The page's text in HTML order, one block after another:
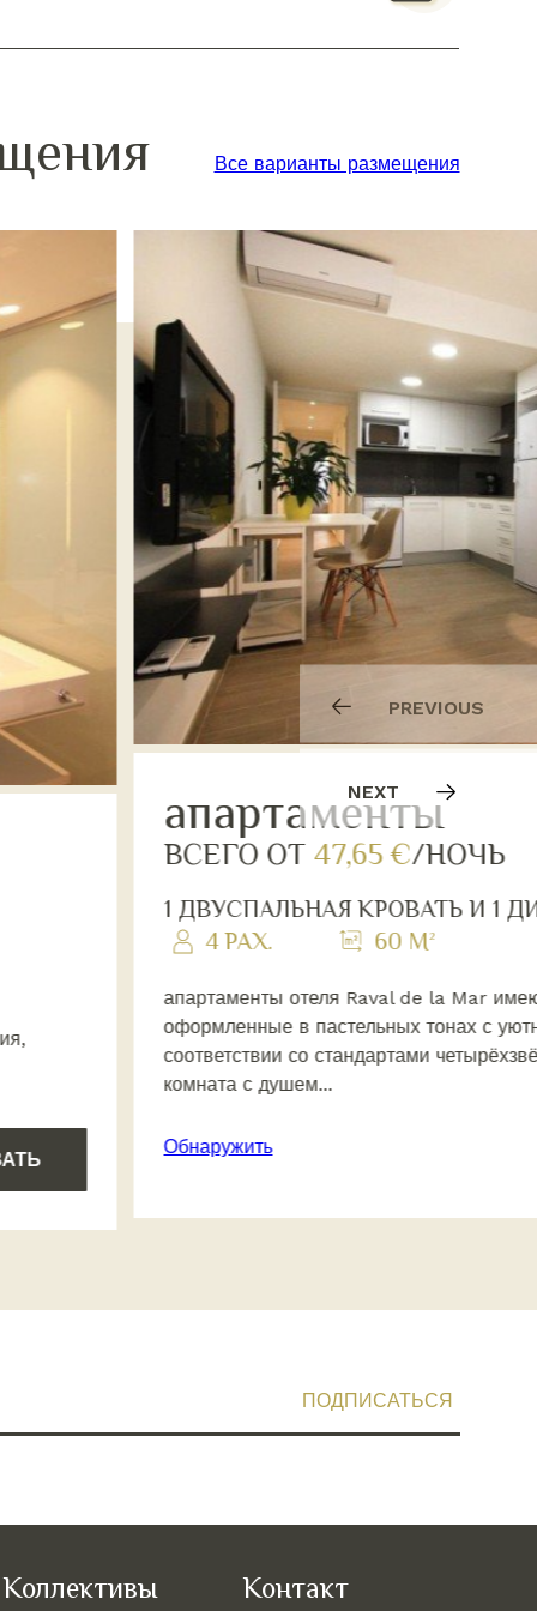
Все варианты размещения
PREVIOUS
NEXT
апартаменты
ВСЕГО ОТ 47,65 €/НОЧЬ
1 ДВУСПАЛЬНАЯ КРОВАТЬ И 1
4 PAX.
60 M²
апартаменты отеля Raval de la Mar
оформленные в пастельных тонах с
соответствии со стандартами
комната с душем...
Обнаружить
Коллективы Контакт